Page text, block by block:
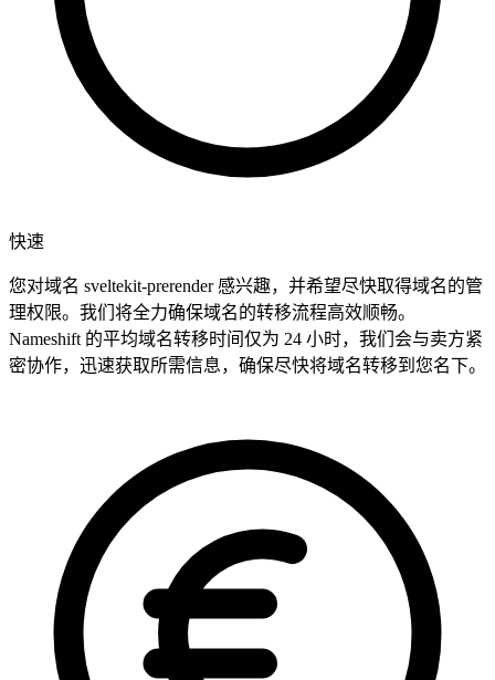
快速
您对域名 sveltekit-prerender 感兴趣，并希望尽快取得域名的管
理权限。我们将全力确保域名的转移流程高效顺畅。
Nameshift 的平均域名转移时间仅为 24 小时，我们会与卖方紧
密协作，迅速获取所需信息，确保尽快将域名转移到您名下。